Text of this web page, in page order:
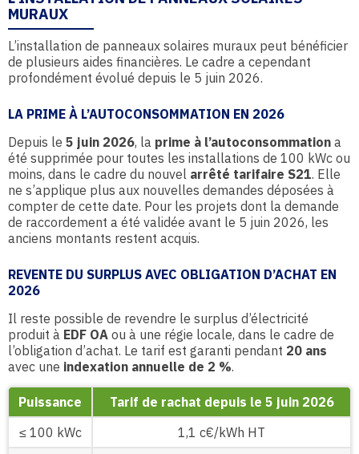
MURAUX
L’installation de panneaux solaires muraux peut bénéficier
de plusieurs aides financières. Le cadre a cependant
profondément évolué depuis le 5 juin 2026.
LA PRIME À L’AUTOCONSOMMATION EN 2026
Depuis le 5 juin 2026, la prime à l’autoconsommation a
été supprimée pour toutes les installations de 100 kWc ou
moins, dans le cadre du nouvel arrêté tarifaire S21. Elle
ne s’applique plus aux nouvelles demandes déposées à
compter de cette date. Pour les projets dont la demande
de raccordement a été validée avant le 5 juin 2026, les
anciens montants restent acquis.
REVENTE DU SURPLUS AVEC OBLIGATION D’ACHAT EN
2026
Il reste possible de revendre le surplus d’électricité
produit à EDF OA ou à une régie locale, dans le cadre de
l’obligation d’achat. Le tarif est garanti pendant 20 ans
avec une indexation annuelle de 2 %.
Puissance
Tarif de rachat depuis le 5 juin 2026
≤ 100 kWc
1,1 c€/kWh HT